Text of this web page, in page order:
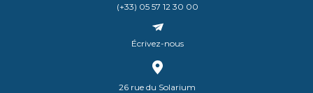
(+33) 05 57 12 30 00
Écrivez-nous
26 rue du Solarium